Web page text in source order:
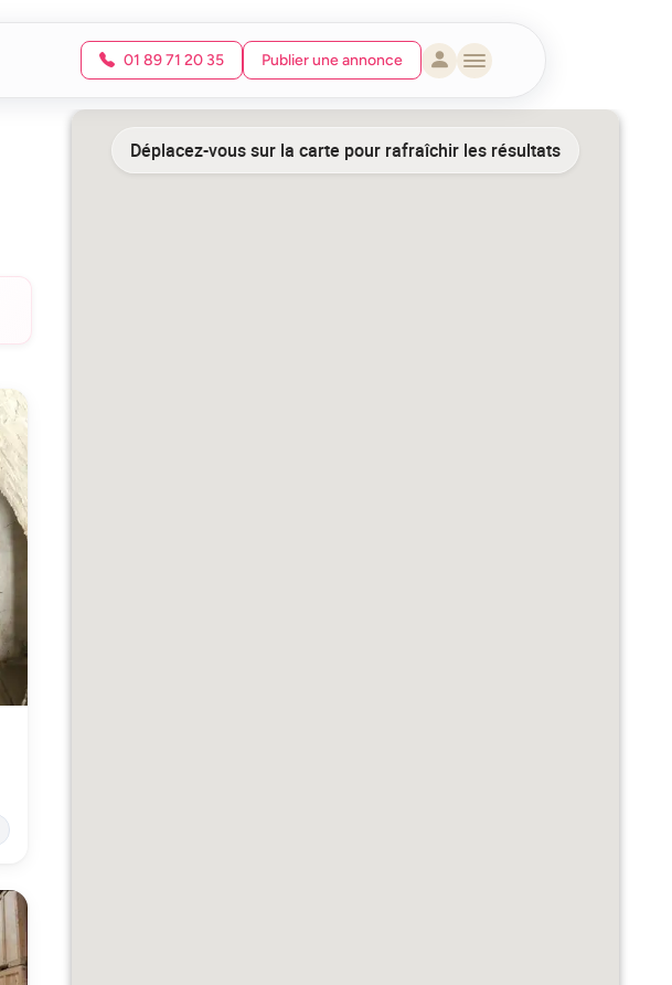
01 89 71 20 35 Publier une annonce
Déplacez-vous sur la carte pour rafraîchir les résultats